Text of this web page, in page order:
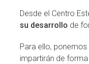
Desde el Centro
su desarrollo de
Para ello,
impartirán de